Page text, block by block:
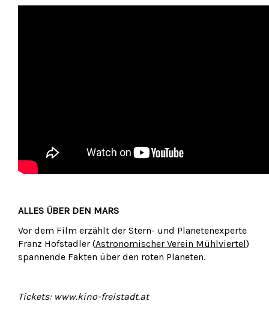
ALLES ÜBER DEN MARS
Vor dem Film erzählt der Stern- und Planetenexperte
Franz Hofstadler (Astronomischer Verein Mühlviertel)
spannende Fakten über den roten Planeten.
Tickets: www.kino-freistadt.at